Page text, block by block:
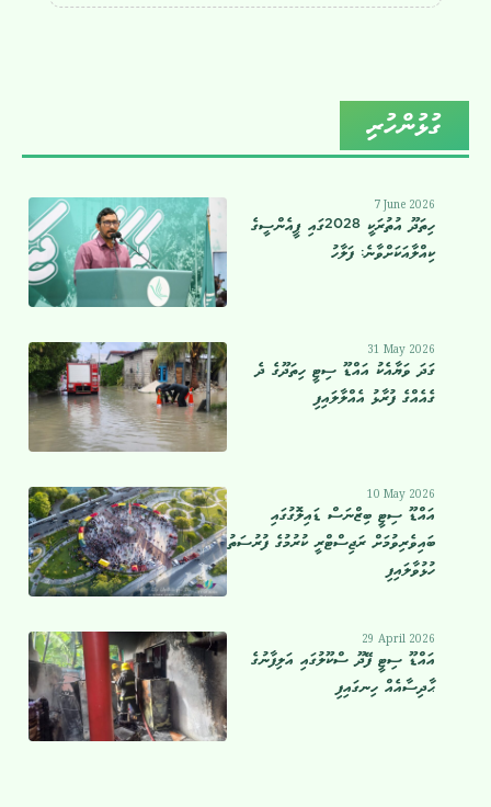
ގުޅުންހުރި
7 June 2026
ހިތަދޫ އުތުރަކީ 2028ގައި ޕީއެންސީގެ
ކިއްލާއަކަށްވާނެ: ފަލާހު
31 May 2026
ގަދަ ވަޔާއެކު އައްޑޫ ސިޓީ ހިތަދޫގެ ދެ
ގެއެއްގެ ފުރާޅު އެއްލާލައިފި
10 May 2026
އައްޑޫ ސިޓީ ބިޒްނަސް ޑައިލޮގުގައި
ބައިވެރިވުމަށް ރަޖިސްޓްރީ ކުރުމުގެ ފުރުސަތު
ހުޅުވާލައިފި
29 April 2026
އައްޑޫ ސިޓީ ފޭދޫ ސްކޫލުގައި އަލިފާނުގެ
ޙާދިސާއެއް ހިނގައިފި